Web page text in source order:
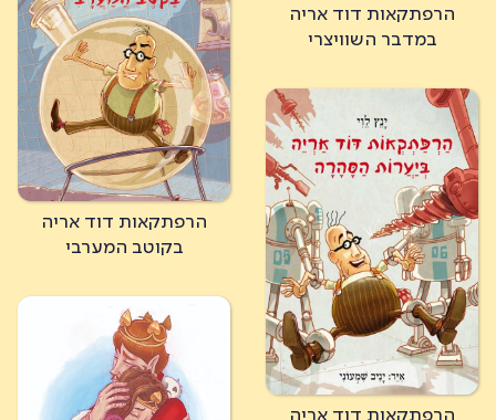
הרפתקאות דוד אריה
במדבר השוויצרי
הרפתקאות דוד אריה
בקוטב המערבי
הרפתקאות דוד אריה